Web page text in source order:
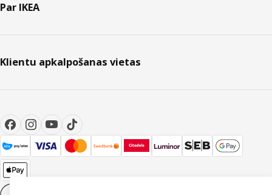
Par IKEA
Klientu apkalpošanas vietas